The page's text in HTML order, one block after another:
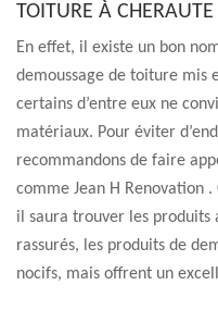
TOITURE À
En effet, il existe un bon
demoussage de toiture mis
certains d’entre eux ne
matériaux. Pour éviter
recommandons de faire
comme Jean H Renovation
il saura trouver les produits
rassurés, les produits de
nocifs, mais offrent un